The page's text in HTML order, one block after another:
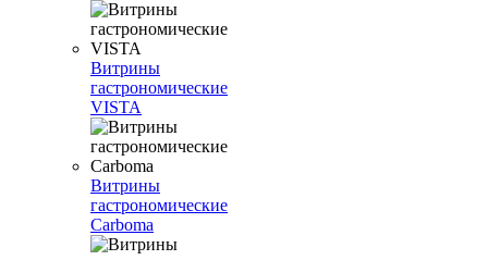
Витрины
гастрономические
VISTA
Витрины
гастрономические
Carboma